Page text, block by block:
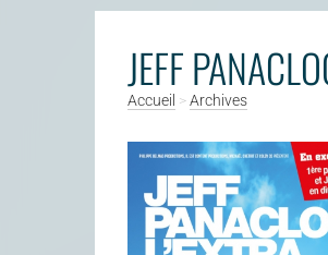
JEFF
Accueil >Archives